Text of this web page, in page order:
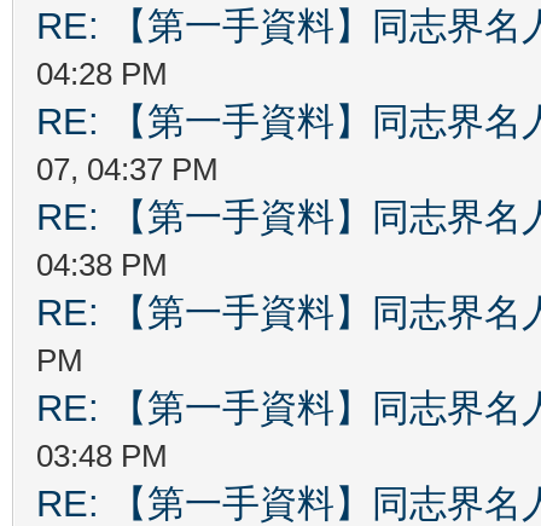
RE: 【第一手資料】同志界名
04:28 PM
RE: 【第一手資料】同志界名
07, 04:37 PM
RE: 【第一手資料】同志界名
04:38 PM
RE: 【第一手資料】同志界名
PM
RE: 【第一手資料】同志界名
03:48 PM
RE: 【第一手資料】同志界名